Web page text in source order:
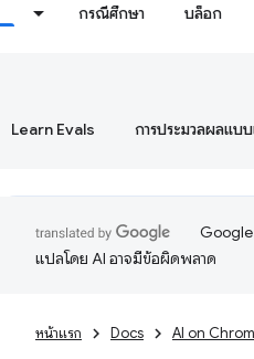
กรณีศึกษา บล็อก
Learn Evals การประมวลผลแบบ
Google
แปลโดย AI อาจมีข้อผิดพลาด
หน้าแรก Docs AI on